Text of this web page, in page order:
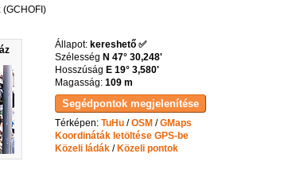
(GCHOFI)
Állapot: kereshető ✅
Szélesség N 47° 30,248'
Hosszúság E 19° 3,580'
Magasság: 109 m
Térképen: TuHu/OSM /GMaps
Koordináták letöltése GPS-be
Közeli ládák/ Közeli pontok